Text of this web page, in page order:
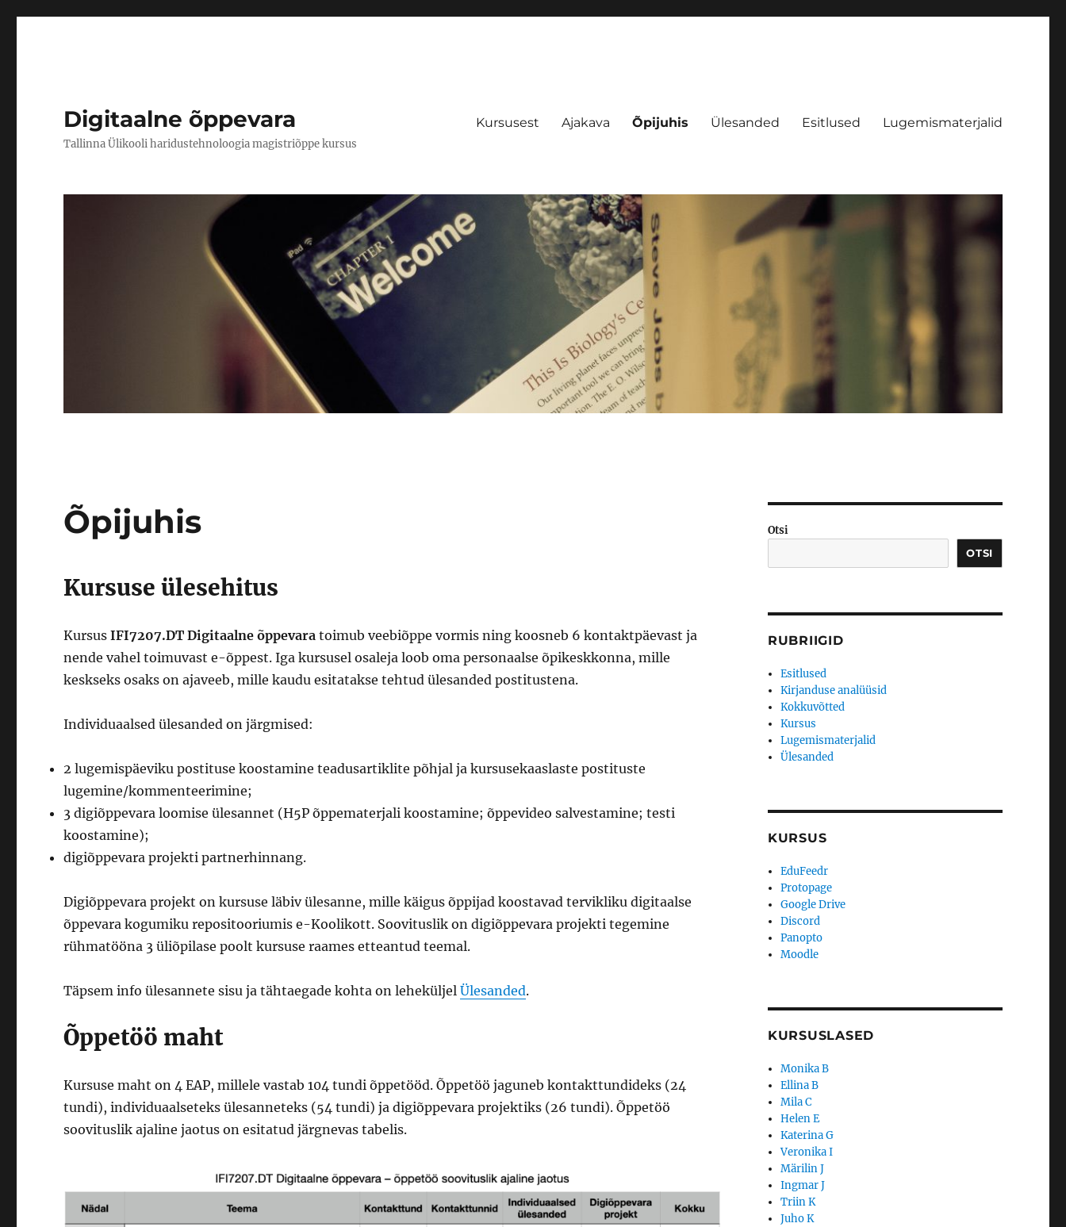
Digitaalne õppevara
Tallinna Ülikooli haridustehnoloogia magistriõppe kursus
Kursusest Ajakava Õpijuhis Ülesanded Esitlused Lugemismaterjalid
Õpijuhis
Kursuse ülesehitus
KursusIFI7207.DT Digitaalne õppevara toimub veebiõppe vormis ning koosneb 6 kontaktpäevast ja
nende vahel toimuvast e-õppest. Iga kursusel osaleja loob oma personaalse õpikeskkonna, mille
keskseks osaks on ajaveeb, mille kaudu esitatakse tehtud ülesanded postitustena.
Individuaalsed ülesanded on järgmised:
2 lugemispäeviku postituse koostamine teadusartiklite põhjal ja kursusekaaslaste postituste
lugemine/kommenteerimine;
3 digiõppevara loomise ülesannet (H5P õppematerjali koostamine; õppevideo salvestamine; testi
koostamine);
digiõppevara projekti partnerhinnang.
Digiõppevara projekt on kursuse läbiv ülesanne, mille käigus õppijad koostavad tervikliku digitaalse
õppevara kogumiku repositooriumis e-Koolikott. Soovituslik on digiõppevara projekti tegemine
rühmatööna 3 üliõpilase poolt kursuse raames etteantud teemal.
Täpsem info ülesannete sisu ja tähtaegade kohta on leheküljelÜlesanded.
Õppetöö maht
Kursuse maht on 4 EAP, millele vastab 104 tundi õppetööd. Õppetöö jaguneb kontakttundideks (24
tundi), individuaalseteks ülesanneteks (54 tundi) ja digiõppevara projektiks (26 tundi). Õppetöö
soovituslik ajaline jaotus on esitatud järgnevas tabelis.
Otsi
OTSI
RUBRIIGID
Esitlused
Kirjanduse analüüsid
Kokkuvõtted
Kursus
Lugemismaterjalid
Ülesanded
KURSUS
EduFeedr
Protopage
Google Drive
Discord
Panopto
Moodle
KURSUSLASED
Monika B
Ellina B
Mila C
Helen E
Katerina G
Veronika I
Märilin J
Ingmar J
Triin K
Juho K